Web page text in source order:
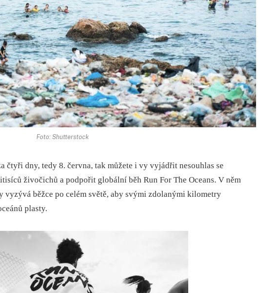
Foto: Shutterstock
čtyři dny, tedy 8. června, tak můžete i vy vyjádřit nesouhlas se
živočichů a podpořit globální běh Run For The Oceans. V něm
vyzývá běžce po celém světě, aby svými zdolanými kilometry
plasty.